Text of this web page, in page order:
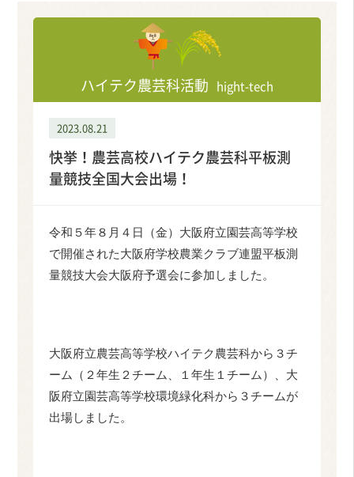
ハイテク農芸科活動 hight-tech
2023.08.21
快挙！農芸高校ハイテク農芸科平板測
量競技全国大会出場！
令和５年８月４日（金）大阪府立園芸高等学校
で開催された大阪府学校農業クラブ連盟平板測
量競技大会大阪府予選会に参加しました。
大阪府立農芸高等学校ハイテク農芸科から３チ
ーム（２年生２チーム、１年生１チーム）、大
阪府立園芸高等学校環境緑化科から３チームが
出場しました。